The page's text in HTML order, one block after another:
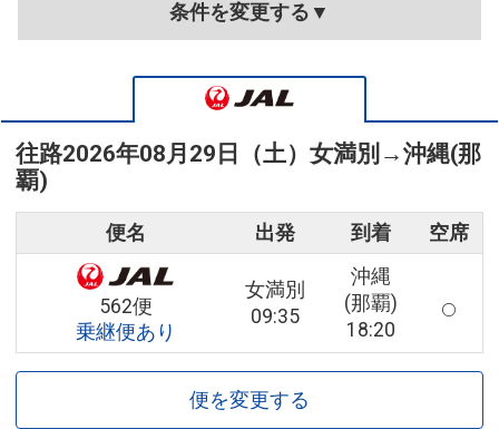
条件を変更する▼
往路2026年08月29日（土） 女満別 →沖縄(那
覇)
便名 出発 到着 空席
562便
乗継便あり
女満別
09:35
沖縄
(那覇)
18:20
便を変更する